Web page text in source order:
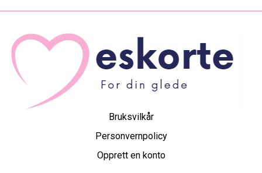
Bruksvilkår
Personvernpolicy
Opprett en konto